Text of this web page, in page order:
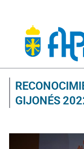
GIJONÉS